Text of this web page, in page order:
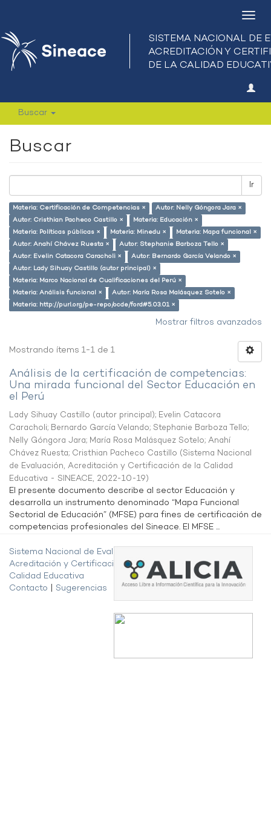
Buscar
Buscar
Ir
Materia: Certificación de Competencias ×
Autor: Nelly Góngora Jara ×
Autor: Cristhian Pacheco Castillo ×
Materia: Educación ×
Materia: Políticas públicas ×
Materia: Minedu ×
Materia: Mapa funcional ×
Autor: Anahí Chávez Ruesta ×
Autor: Stephanie Barboza Tello ×
Autor: Evelin Catacora Caracholi ×
Autor: Bernardo García Velando ×
Autor: Lady Sihuay Castillo (autor principal) ×
Materia: Marco Nacional de Cualificaciones del Perú ×
Materia: Análisis funcional ×
Autor: María Rosa Malásquez Sotelo ×
Materia: http://purl.org/pe-repo/ocde/ford#5.03.01 ×
Mostrar filtros avanzados
Mostrando ítems 1-1 de 1
Análisis de la certificación de competencias:
Una mirada funcional del Sector Educación en
el Perú
Lady Sihuay Castillo (autor principal); Evelin Catacora
Caracholi; Bernardo García Velando; Stephanie Barboza Tello;
Nelly Góngora Jara; María Rosa Malásquez Sotelo; Anahí
Chávez Ruesta; Cristhian Pacheco Castillo (Sistema Nacional
de Evaluación, Acreditación y Certificación de la Calidad
Educativa - SINEACE, 2022-10-19)
El presente documento describe al sector Educación y
desarrolla un instrumento denominado “Mapa Funcional
Sectorial de Educación” (MFSE) para fines de certificación de
competencias profesionales del Sineace. El MFSE ...
Sistema Nacional de Evaluación,
Acreditación y Certificación de la
Calidad Educativa
Contacto
Sugerencias